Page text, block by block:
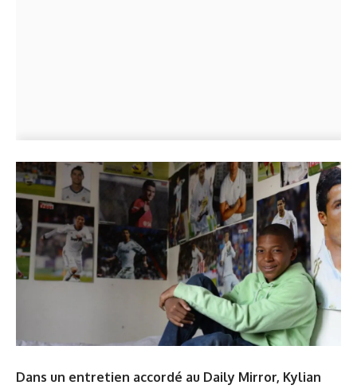
Dans un entretien accordé au Daily Mirror, Kylian